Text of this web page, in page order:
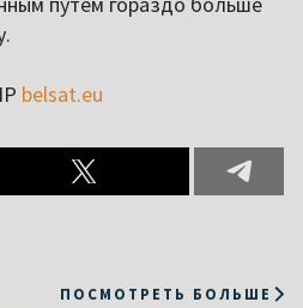
belsat.eu
ПОСМОТРЕТЬ БОЛЬШЕ